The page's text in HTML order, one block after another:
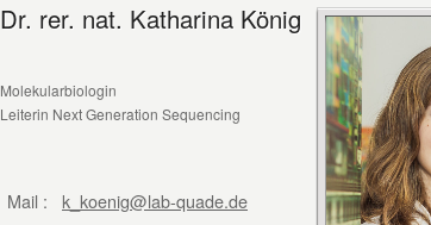
Dr. rer. nat. Katharina König
Molekularbiologin
Leiterin Next Generation Sequencing
Mail :
k_koenig@lab-quade.de